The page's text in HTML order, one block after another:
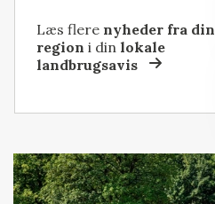
Læs flere nyheder fra din
region i dinlokale
landbrugsavis